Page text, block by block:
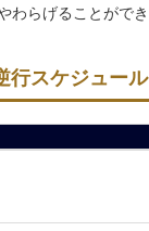
わらげることができ
行スケジュール